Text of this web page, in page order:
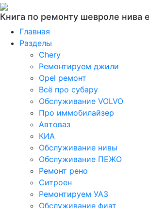
Книга по ремонту шевроле нива
Главная
Разделы
Chery
Ремонтируем джили
Opel ремонт
Всё про субару
Обслуживание VOLVO
Про иммобилайзер
Автоваз
КИА
Обслуживание нивы
Обслуживание ПЕЖО
Ремонт рено
Ситроен
Ремонтируем УАЗ
Обслуживание фиат